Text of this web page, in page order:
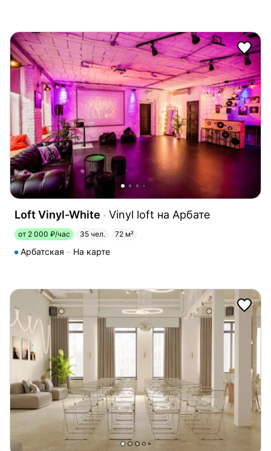
Loft Vinyl-White Vinyl loft на Арбате
от 2 000 ₽/час 35 чел. 72 м²
Арбатская На карте